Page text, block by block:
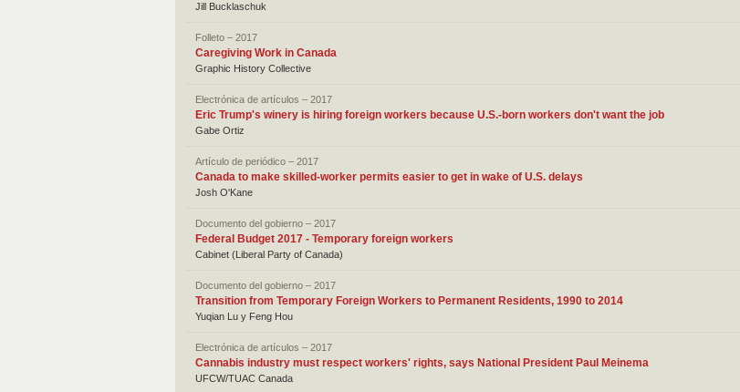
Jill Bucklaschuk
Folleto – 2017
Caregiving Work in Canada
Graphic History Collective
Electrónica de artículos – 2017
Eric Trump's winery is hiring foreign workers because U.S.-born workers don't want the job
Gabe Ortiz
Artículo de periódico – 2017
Canada to make skilled-worker permits easier to get in wake of U.S. delays
Josh O'Kane
Documento del gobierno – 2017
Federal Budget 2017 - Temporary foreign workers
Cabinet (Liberal Party of Canada)
Documento del gobierno – 2017
Transition from Temporary Foreign Workers to Permanent Residents, 1990 to 2014
Yuqian Lu y Feng Hou
Electrónica de artículos – 2017
Cannabis industry must respect workers' rights, says National President Paul Meinema
UFCW/TUAC Canada